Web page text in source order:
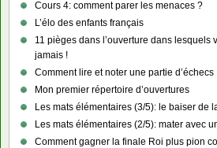
Cours 4: comment parer les menaces ?
L’élo des enfants français
11 pièges dans l’ouverture dans lesquels
jamais !
Comment lire et noter une partie d’échecs
Mon premier répertoire d’ouvertures
Les mats élémentaires (3/5): le baiser de
Les mats élémentaires (2/5): mater avec
Comment gagner la finale Roi plus pion